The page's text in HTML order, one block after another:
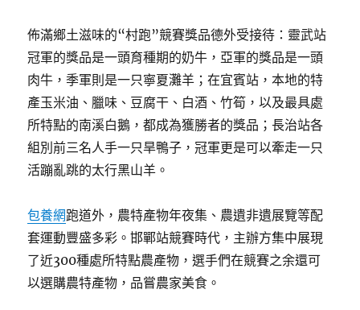
佈滿鄉土滋味的“村跑”競賽獎品德外受接待：靈武站
冠軍的獎品是一頭育種期的奶牛，亞軍的獎品是一頭
肉牛，季軍則是一只寧夏灘羊；在宜賓站，本地的特
產玉米油、臘味、豆腐干、白酒、竹筍，以及最具處
所特點的南溪白鵝，都成為獲勝者的獎品；長治站各
組別前三名人手一只旱鴨子，冠軍更是可以牽走一只
活蹦亂跳的太行黑山羊。
包養網跑道外，農特產物年夜集、農遺非遺展覽等配
套運動豐盛多彩。邯鄲站競賽時代，主辦方集中展現
了近300種處所特點農產物，選手們在競賽之余還可
以選購農特產物，品嘗農家美食。